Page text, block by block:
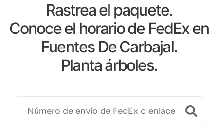
Rastrea el paquete.
Conoce el horario de FedEx en
Fuentes De Carbajal.
Planta árboles.